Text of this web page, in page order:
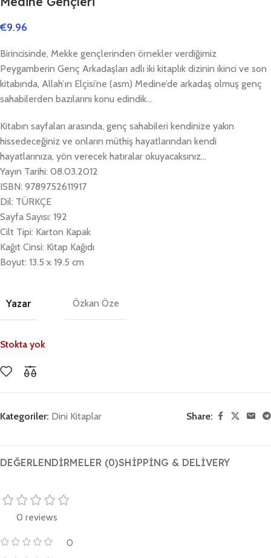
€9.96
Birincisinde, Mekke gençlerinden örnekler verdiğimiz
Peygamberin Genç Arkadaşları adlı iki kitaplık dizinin ikinci ve son
kitabında, Allah’ın Elçisi’ne (asm) Medine’de arkadaş olmuş genç
sahabilerden bazılarını konu edindik…
Kitabın sayfaları arasında, genç sahabileri kendinize yakın
hissedeceğiniz ve onların müthiş hayatlarından kendi
hayatlarınıza, yön verecek hatıralar okuyacaksınız…
Yayın Tarihi: 08.03.2012
ISBN: 9789752611917
Dil: TÜRKÇE
Sayfa Sayısı: 192
Cilt Tipi: Karton Kapak
Kağıt Cinsi: Kitap Kağıdı
Boyut: 13.5 x 19.5 cm
Yazar Özkan Öze
Stokta yok
Kategoriler: Dini Kitaplar Share:
DEĞERLENDIRMELER (0)SHIPPING & DELIVERY
0 reviews
0